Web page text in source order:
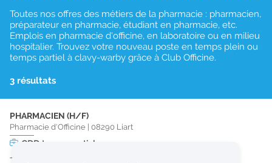
Toutes nos offres des métiers de la pharmacie : pharmacien,
préparateur en pharmacie, étudiant en pharmacie, etc.
Emplois en pharmacie d'officine, en laboratoire ou en milieu
hospitalier. Trouvez votre nouveau poste en temps plein ou
temps partiel à clavy-warby grâce à Club Officine.
3 résultats
PHARMACIEN (H/F)
Pharmacie d'Officine 08290 Liart
CDD temps partiel
Jusqu'au 27/02/27